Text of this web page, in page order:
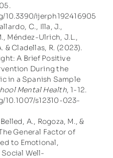
10.3390/ijerph192416905
C., Illa, J.,
Méndez-Ulrich, J.L.,
& Cladellas, R. (2023).
A Brief Positive
During the
in a Spanish Sample
Mental Health, 1-12.
s12310-023-
A., Rogoza, M., &
General Factor of
to Emotional,
Well-